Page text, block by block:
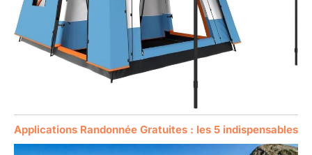
Applications Randonnée Gratuites : les 5 indispensables